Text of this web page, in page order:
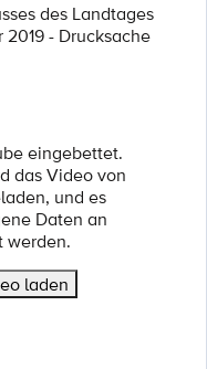
des Landtages
- Drucksache
eingebettet.
das Video von
und es
Daten an
werden.
laden